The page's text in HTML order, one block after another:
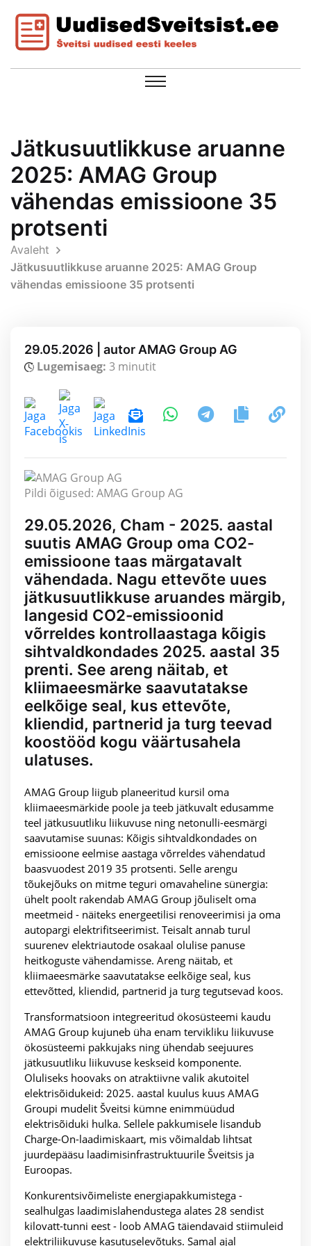
Jätkusuutlikkuse aruanne
2025: AMAG Group
vähendas emissioone 35
protsenti
Avaleht
Jätkusuutlikkuse aruanne 2025: AMAG Group
vähendas emissioone 35 protsenti
29.05.2026 | autor AMAG Group AG
Lugemisaeg: 3 minutit
Pildi õigused: AMAG Group AG
29.05.2026, Cham - 2025. aastal
suutis AMAG Group oma CO2-
emissioone taas märgatavalt
vähendada. Nagu ettevõte uues
jätkusuutlikkuse aruandes märgib,
langesid CO2-emissioonid
võrreldes kontrollaastaga kõigis
sihtvaldkondades 2025. aastal 35
prenti. See areng näitab, et
kliimaeesmärke saavutatakse
eelkõige seal, kus ettevõte,
kliendid, partnerid ja turg teevad
koostööd kogu väärtusahela
ulatuses.
AMAG Group liigub planeeritud kursil oma
kliimaeesmärkide poole ja teeb jätkuvalt edusamme
teel jätkusuutliku liikuvuse ning netonulli-eesmärgi
saavutamise suunas: Kõigis sihtvaldkondades on
emissioone eelmise aastaga võrreldes vähendatud
baasvuodest 2019 35 protsenti. Selle arengu
tõukejõuks on mitme teguri omavaheline sünergia:
ühelt poolt rakendab AMAG Group jõuliselt oma
meetmeid - näiteks energeetilisi renoveerimisi ja oma
autopargi elektrifitseerimist. Teisalt annab turul
suurenev elektriautode osakaal olulise panuse
heitkoguste vähendamisse. Areng näitab, et
kliimaeesmärke saavutatakse eelkõige seal, kus
ettevõtted, kliendid, partnerid ja turg tegutsevad koos.
Transformatsioon integreeritud ökosüsteemi kaudu
AMAG Group kujuneb üha enam tervikliku liikuvuse
ökosüsteemi pakkujaks ning ühendab seejuures
jätkusuutliku liikuvuse keskseid komponente.
Oluliseks hoovaks on atraktiivne valik akutoitel
elektrisõidukeid: 2025. aastal kuulus kuus AMAG
Groupi mudelit Šveitsi kümne enimmüüdud
elektrisõiduki hulka. Sellele pakkumisele lisandub
Charge-On-laadimiskaart, mis võimaldab lihtsat
juurdepääsu laadimisinfrastruktuurile Šveitsis ja
Euroopas.
Konkurentsivõimeliste energiapakkumistega -
sealhulgas laadimislahendustega alates 28 sendist
kilovatt-tunni eest - loob AMAG täiendavaid stiimuleid
elektriliikuvuse kasutuselevõtuks. Samal ajal